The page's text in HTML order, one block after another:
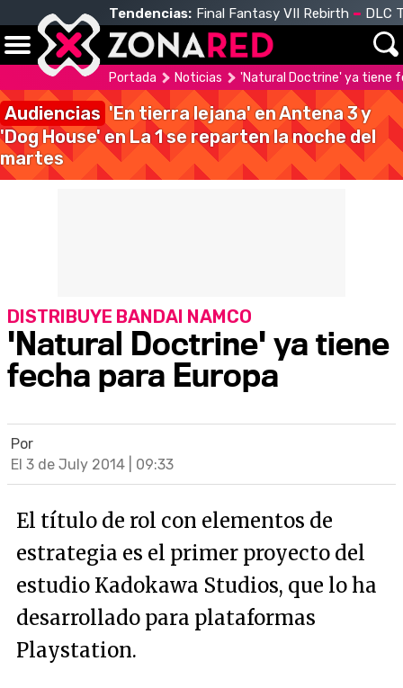
Tendencias: Final Fantasy VII Rebirth DLC
Portada Noticias 'Natural Doctrine' ya tiene
Audiencias 'En tierra lejana' en Antena 3 y
'Dog House' en La 1 se reparten la noche del
martes
'Natural Doctrine' ya tiene
fecha para Europa
DISTRIBUYE BANDAI NAMCO
Por
El 3 de July 2014 | 09:33
El título de rol con elementos de
estrategia es el primer proyecto del
estudio Kadokawa Studios, que lo ha
desarrollado para plataformas
Playstation.